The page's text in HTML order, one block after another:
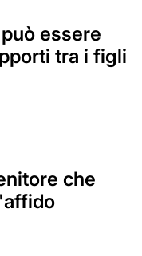
essere
tra i figli
che